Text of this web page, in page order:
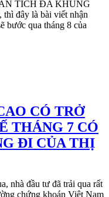
TÍCH ĐA KHUNG
đây là bài viết nhận
bước qua tháng 8 của
CÓ TRỞ
THÁNG 7 CÓ
ĐI CỦA THỊ
đầu tư đã trải qua rất
chứng khoán Việt Nam